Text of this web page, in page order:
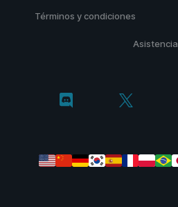
Términos y condiciones
Asistencia